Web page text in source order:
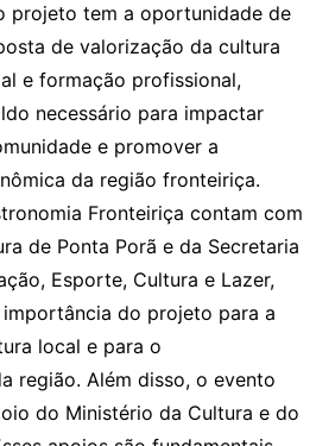
projeto tem a oportunidade de
de valorização da cultura
e formação profissional,
necessário para impactar
e promover a
da região fronteiriça.
Fronteiriça contam com
de Ponta Porã e da Secretaria
Esporte, Cultura e Lazer,
do projeto para a
local e para o
região. Além disso, o evento
do Ministério da Cultura e do